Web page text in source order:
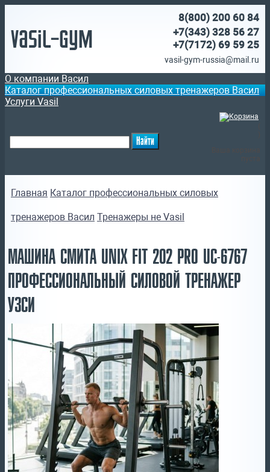
Vasil-Gym
8(800) 200 60 84
+7(343) 328 56 27
+7(7172) 69 59 25
vasil-gym-russia@mail.ru
О компании Васил
Каталог профессиональных силовых тренажеров Васил
Услуги Vasil
Главная Каталог профессиональных силовых
тренажеров Васил Тренажеры не Vasil
МАШИНА СМИТА UNIX FIT 202 PRO UC-6767
ПРОФЕССИОНАЛЬНЫЙ СИЛОВОЙ ТРЕНАЖЕР
УЗСИ